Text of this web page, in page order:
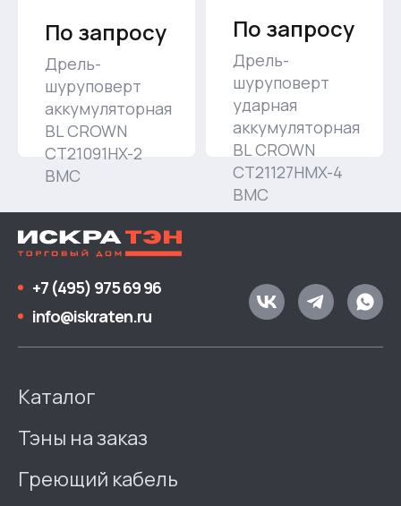
По запросу
Дрель-
шуруповерт
аккумуляторная
BL CROWN
CT21091HX-2
BMC
По запросу
Дрель-
шуруповерт
ударная
аккумуляторная
BL CROWN
CT21127HMX-4
BMC
+7 (495) 975 69 96
info@iskraten.ru
Каталог
Тэны на заказ
Греющий кабель